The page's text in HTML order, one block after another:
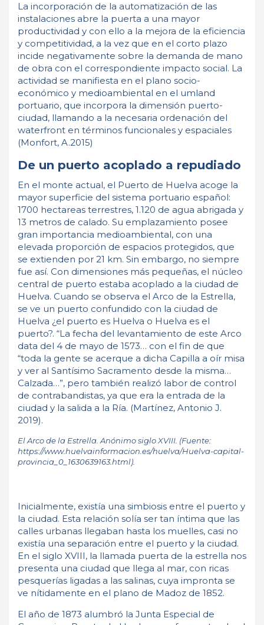
La incorporación de la automatización de las
instalaciones abre la puerta a una mayor
productividad y con ello a la mejora de la eficiencia
y competitividad, a la vez que en el corto plazo
incide negativamente sobre la demanda de mano
de obra con el correspondiente impacto social. La
actividad se manifiesta en el plano socio-
económico y medioambiental en el umland
portuario, que incorpora la dimensión puerto-
ciudad, llamando a la necesaria ordenación del
waterfront en términos funcionales y espaciales
(Monfort, A.2015)
De un puerto acoplado a repudiado
En el monte actual, el Puerto de Huelva acoge la
mayor superficie del sistema portuario español:
1700 hectareas terrestres, 1.120 de agua abrigada y
13 metros de calado. Su emplazamiento posee
gran importancia medioambiental, con una
elevada proporción de espacios protegidos, que
se extienden por 21 km. Sin embargo, no siempre
fue así. Con dimensiones más pequeñas, el núcleo
central de puerto estaba acoplado a la ciudad de
Huelva. Cuando se observa el Arco de la Estrella,
se ve un puerto confundido con la ciudad de
Huelva ¿el puerto es Huelva o Huelva es el
puerto?. “La fecha del levantamiento de este Arco
data del 4 de mayo de 1573… con el fin de que
“toda la gente se acerque a dicha Capilla a oír misa
y ver al Santísimo Sacramento desde la misma…
Calzada…”, pero también realizó labor de control
de contrabandistas, ya que era la entrada de la
ciudad y la salida a la Ría. (Martínez, Antonio J.
2019).
El Arco de la Estrella. Anónimo siglo XVIII. (Fuente:
https://www.huelvainformacion.es/huelva/Huelva-capital-
provincia_0_1630639163.html).
Inicialmente, existía una simbiosis entre el puerto y
la ciudad. Esta relación solía ser tan íntima que las
calles urbanas llegaban hasta los muelles, casi no
existía una separación entre el puerto y la ciudad.
En el siglo XVIII, la llamada puerta de la estrella nos
presenta una ciudad que llega al mar, con ricas
pesquerías ligadas a las salinas, cuya impronta se
ve nítidamente en el plano de Madoz de 1852.
El año de 1873 alumbró la Junta Especial de